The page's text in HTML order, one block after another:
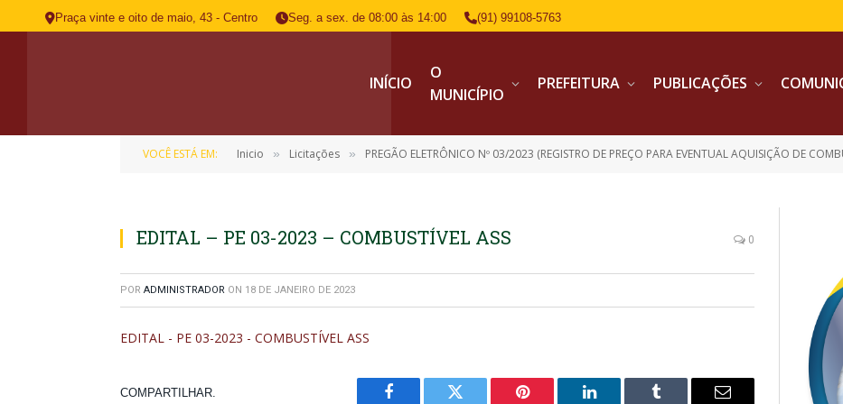
Praça vinte e oito de maio, 43 - Centro Seg. a sex. de 08:00 às 14:00 (91) 99108-5763
INÍCIO
O
MUNICÍPIO
PREFEITURA PUBLICAÇÕES
VOCÊ ESTÁ EM: Inicio » Licitações » PREGÃO ELETRÔNICO Nº 03/2023 (REGISTRO DE PREÇO PARA EVENTUAL AQUISIÇÃO DE
EDITAL – PE 03-2023 – COMBUSTÍVEL ASS 0
POR ADMINISTRADOR ON 18 DE JANEIRO DE 2023
EDITAL - PE 03-2023 - COMBUSTÍVEL ASS
COMPARTILHAR.